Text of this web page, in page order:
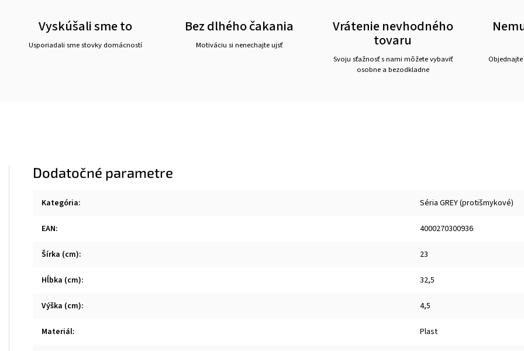
Vyskúšali sme to
Usporiadali sme stovky domácností
Bez dlhého čakania
Motiváciu si nenechajte ujsť
Vrátenie nevhodného
tovaru
Svoju sťažnosť s nami môžete vybaviť
osobne a bezodkladne
Dodatočné parametre
Kategória: Séria GREY (protišmykové)
EAN: 4000270300936
Šírka (cm): 23
Hĺbka (cm): 32,5
Výška (cm): 4,5
Materiál: Plast